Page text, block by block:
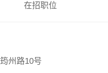
在招职位
州路10号